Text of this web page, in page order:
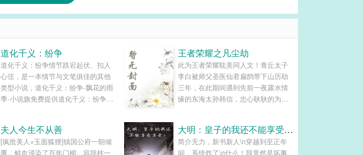
道化千义：纷争
道化千义：纷争情节跌宕起伏、扣人
心弦，是一本情节与文笔俱佳的其他
类型小说，道化千义：纷争-飘花的雨
季-小说旗免费提供道化千义：纷争最
王者荣耀之凡尘劫
此为王者荣耀耽美同人文！青丘太子
李白被师父圣医仙君扁鹊带下山历劫
三年，在此期间遇到先前一夜露水情
缘的东海太孙韩信，忠心耿耿的为官
夫人今生不从善
[疯批美人×玉面狐狸]镇国公府一朝倾
覆，鲜血浸染了百年门楣。容辞枝一
大明：皇子的我还不能享受享受？
简介无力，新书新人\n穿越到至正年
间，系统炸了\n什么！我竟然是坏事